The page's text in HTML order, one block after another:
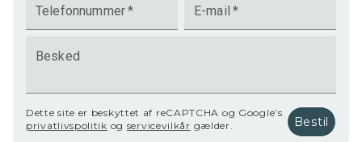
Telefonnummer* E-mail *
Besked
Dette site er beskyttet af reCAPTCHA og Google’s
privatlivspolitik og servicevilkår gælder. Bestil